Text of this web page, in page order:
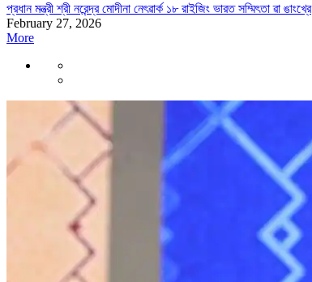
প্রধান মন্ত্রী শ্রী নরেন্দ্র মোদীনা নেৎৱার্ক ১৮ রাইজিং ভারত সম্মিৎতা ৱা ঙাংখ্রে
February 27, 2026
More